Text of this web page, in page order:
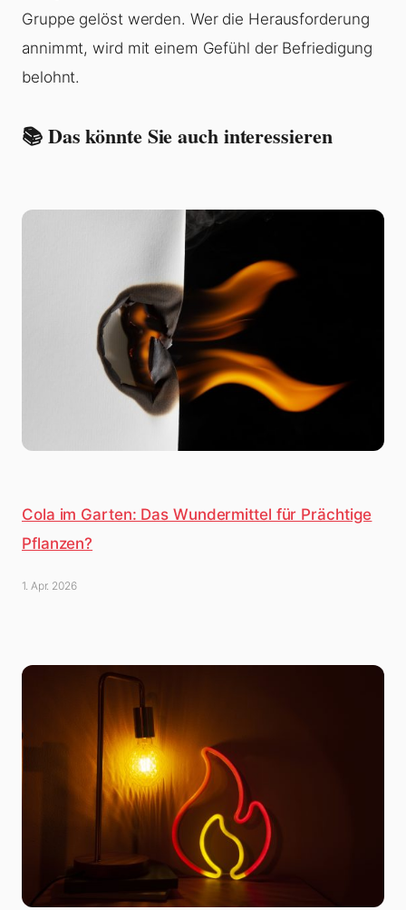
Gruppe gelöst werden. Wer die Herausforderung
annimmt, wird mit einem Gefühl der Befriedigung
belohnt.
📚 Das könnte Sie auch interessieren
Cola im Garten: Das Wundermittel für Prächtige
Pflanzen?
1. Apr. 2026